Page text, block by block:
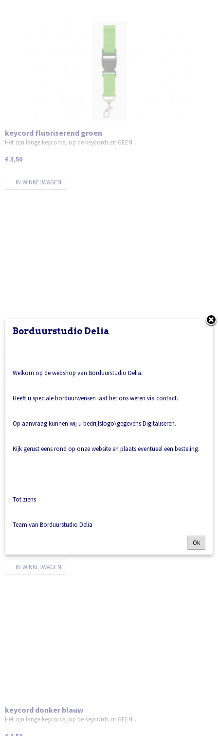
keycord fluoriserend groen
Het zijn lange keycords, op de keycords zit GEEN…
€ 3,50
IN WINKELWAGEN
keycord kobalt blauw
Het zijn lange keycords, op de keycords zit GEEN…
€ 3,50
IN WINKELWAGEN
Het zijn lange keycords, op de keycords zit GEEN…
€ 3,50
IN WINKELWAGEN
keycord donker blauw
Het zijn lange keycords, op de keycords zit GEEN…
Borduurstudio Delia
Welkom op de webshop van Borduurstudio Delia.
Heeft u speciale borduurwensen laat het ons weten via contact.
Op aanvraag kunnen wij u bedrijfslogo\gegevens Digitaliseren.
Kijk gerust eens rond op onze website en plaats eventueel een besteling.
Tot ziens
Team van Borduurstudio Delia
Ok